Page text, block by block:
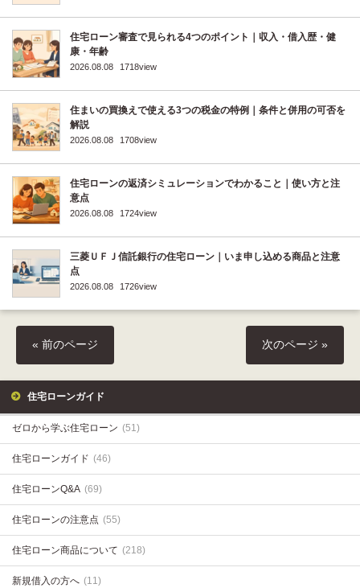
住宅ローン審査で見られる4つのポイント｜収入・借入歴・健
康・年齢
2026.08.08 1718view
住まいの買換えで使える3つの税金の特例｜条件と併用の可否を
解説
2026.08.08 1708view
住宅ローンの返済シミュレーションでわかること｜使い方と注
意点
2026.08.08 1724view
三菱ＵＦＪ信託銀行の住宅ローン｜いま申し込める商品と注意
点
2026.08.08 1726view
« 前のページ 次のページ »
住宅ローンガイド
ゼロから学ぶ住宅ローン (51)
住宅ローンガイド (46)
住宅ローンQ&A (69)
住宅ローンの注意点 (55)
住宅ローン商品について (218)
新規借入の方へ (11)